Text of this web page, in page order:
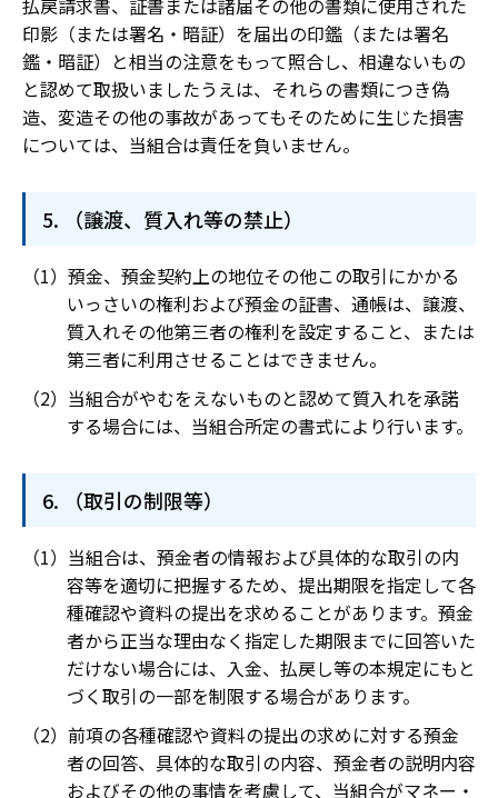
払戻請求書、証書または諸届その他の書類に使用された
印影（または署名・暗証）を届出の印鑑（または署名
鑑・暗証）と相当の注意をもって照合し、相違ないもの
と認めて取扱いましたうえは、それらの書類につき偽
造、変造その他の事故があってもそのために生じた損害
については、当組合は責任を負いません。
（譲渡、質入れ等の禁止）
預金、預金契約上の地位その他この取引にかかる
いっさいの権利および預金の証書、通帳は、譲渡、
質入れその他第三者の権利を設定すること、または
第三者に利用させることはできません。
当組合がやむをえないものと認めて質入れを承諾
する場合には、当組合所定の書式により行います。
（取引の制限等）
当組合は、預金者の情報および具体的な取引の内
容等を適切に把握するため、提出期限を指定して各
種確認や資料の提出を求めることがあります。預金
者から正当な理由なく指定した期限までに回答いた
だけない場合には、入金、払戻し等の本規定にもと
づく取引の一部を制限する場合があります。
前項の各種確認や資料の提出の求めに対する預金
者の回答、具体的な取引の内容、預金者の説明内容
およびその他の事情を考慮して、当組合がマネー・